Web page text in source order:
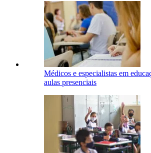
Médicos e especialistas em
aulas presenciais